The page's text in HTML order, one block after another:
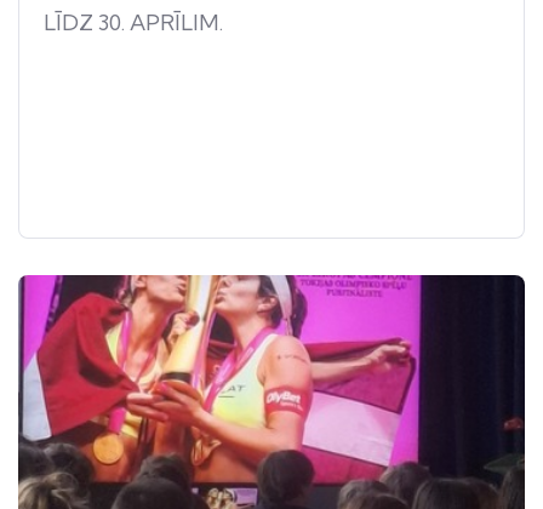
LĪDZ 30. APRĪLIM.